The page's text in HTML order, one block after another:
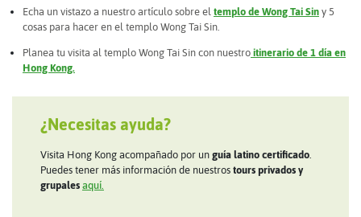
Echa un vistazo a nuestro artículo sobre el templo de Wong Tai Sin y 5
cosas para hacer en el templo Wong Tai Sin.
Planea tu visita al templo Wong Tai Sin con nuestro itinerario de 1 día en
Hong Kong.
¿Necesitas ayuda?
Visita Hong Kong acompañado por un guía latino certificado
Puedes tener más información de nuestros tours privados y
grupales aquí.